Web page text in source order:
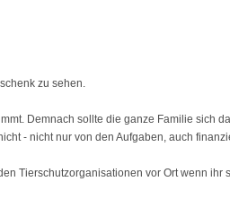
zu sehen.
Demnach sollte die ganze Familie sich
- nicht nur von den Aufgaben, auch
Tierschutzorganisationen vor Ort wenn ihr